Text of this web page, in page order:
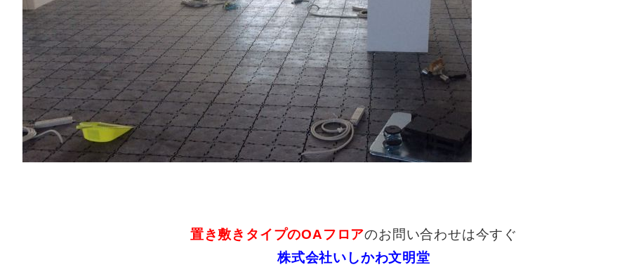
置き敷きタイプのOAフロアのお問い合わせは今すぐ
株式会社いしかわ文明堂